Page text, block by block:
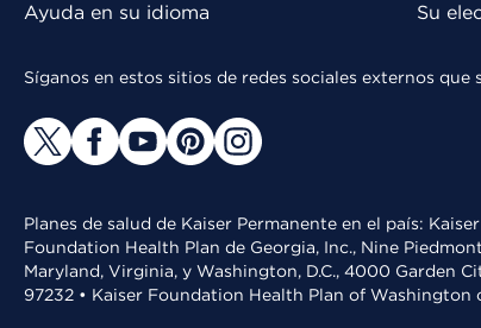
Ayuda en su idioma Su
Síganos en estos sitios de redes sociales externos
Planes de salud de Kaiser Permanente en el país:
Foundation Health Plan de Georgia, Inc., Nine
Maryland, Virginia, y Washington, D.C., 4000 Garden
97232 • Kaiser Foundation Health Plan of